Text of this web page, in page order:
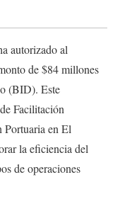
autorizado al
de $84 millones
(BID). Este
Facilitación
en El
la eficiencia del
de operaciones